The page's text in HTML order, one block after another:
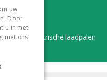
in én elektrische laadpalen
uw
Door
u in met
met ons